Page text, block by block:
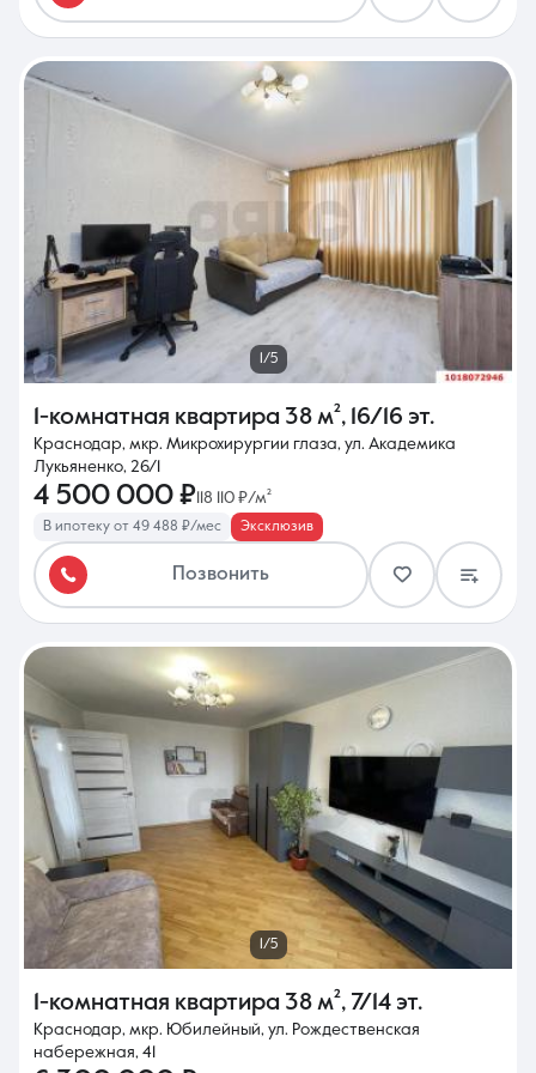
1/5
1-комнатная квартира 38 м², 16/16 эт.
Краснодар, мкр. Микрохирургии глаза, ул. Академика
Лукьяненко, 26/1
4 500 000 ₽ 118 110 ₽/м²
В ипотеку от 49 488 ₽/мес Эксклюзив
Позвонить
1/5
1-комнатная квартира 38 м², 7/14 эт.
Краснодар, мкр. Юбилейный, ул. Рождественская
набережная, 41